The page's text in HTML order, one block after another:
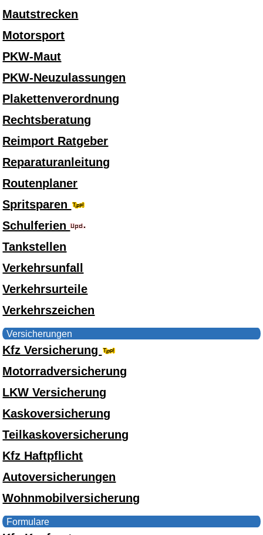
Mautstrecken
Motorsport
PKW-Maut
PKW-Neuzulassungen
Plakettenverordnung
Rechtsberatung
Reimport Ratgeber
Reparaturanleitung
Routenplaner
Spritsparen
Schulferien
Tankstellen
Verkehrsunfall
Verkehrsurteile
Verkehrszeichen
Versicherungen
Kfz Versicherung
Motorradversicherung
LKW Versicherung
Kaskoversicherung
Teilkaskoversicherung
Kfz Haftpflicht
Autoversicherungen
Wohnmobilversicherung
Formulare